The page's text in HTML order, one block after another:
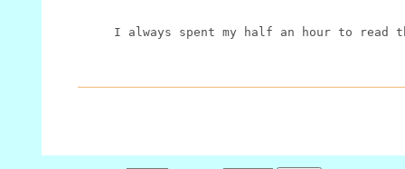
I always spent my half an hour to